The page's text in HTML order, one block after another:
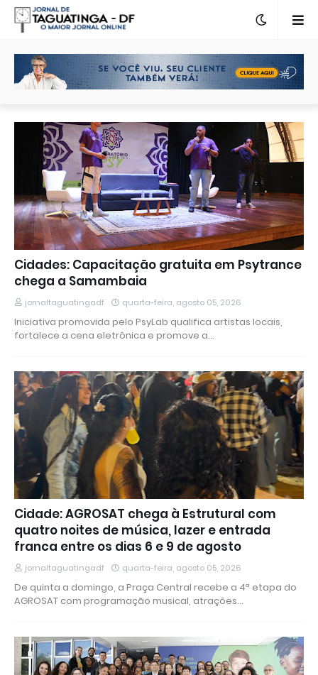
Cidades: Capacitação gratuita em Psytrance
chega a Samambaia
jornaltaguatingadf quarta-feira, agosto 05, 2026
Iniciativa promovida pelo PsyLab qualifica artistas locais,
fortalece a cena eletrônica e promove a…
Cidade: AGROSAT chega à Estrutural com
quatro noites de música, lazer e entrada
franca entre os dias 6 e 9 de agosto
jornaltaguatingadf quarta-feira, agosto 05, 2026
De quinta a domingo, a Praça Central recebe a 4ª etapa do
AGROSAT com programação musical, atrações…